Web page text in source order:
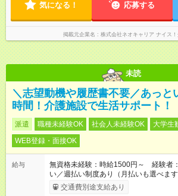
気になる！ 応募する
掲載元企業名 株式会社ネオキャリア ナイス
未読
＼志望動機や履歴書不要／あっと
時間！介護施設で生活サポート！
派遣 職種未経験OK 社会人未経験OK 大学生
WEB登録・面接OK
給与
無資格未経験：時給1500円～ 経験
い／週払い制度あり（月払いも選べま
完了次第のお支払いとなります。
交通費別途支給あり